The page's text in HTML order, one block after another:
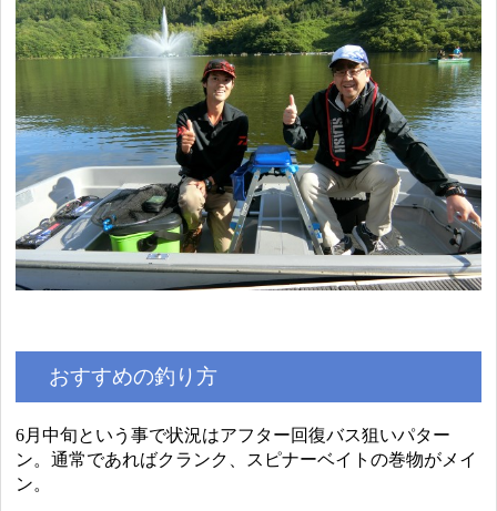
おすすめの釣り方
6月中旬という事で状況はアフター回復バス狙いパター
ン。通常であればクランク、スピナーベイトの巻物がメイ
ン。